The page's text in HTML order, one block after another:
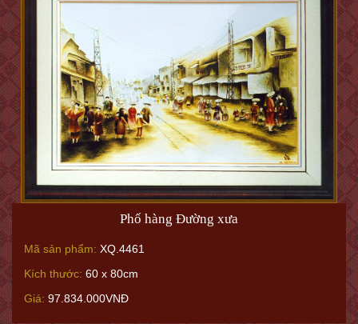
Phố hàng Đường xưa
Mã sản phẩm: XQ.4461
Kích thước: 60 x 80cm
Giá: 97.834.000VNĐ